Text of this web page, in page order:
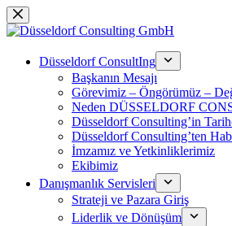
Skip
to
Düsseldorf ConsultIng
Başkanın Mesajı
Görevimiz – Öngörümüz –
Neden DÜSSELDORF
Düsseldorf Consulting’in
Düsseldorf Consulting’ten
İmzamız ve Yetkinliklerimiz
Ekibimiz
Danışmanlık Servisleri
Strateji ve Pazara Giriş
Liderlik ve Dönüşüm